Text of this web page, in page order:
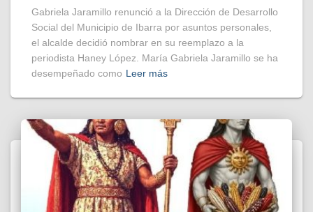
Gabriela Jaramillo renunció a la Dirección de Desarrollo
Social del Municipio de Ibarra por asuntos personales,
el alcalde decidió nombrar en su reemplazo a la
periodista Haney López. María Gabriela Jaramillo se ha
desempeñado como Leer más